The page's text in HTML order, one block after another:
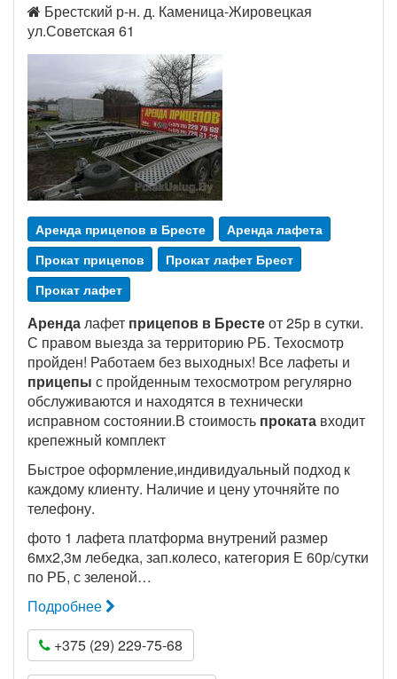
Брестский р-н. д. Каменица-Жировецкая
ул.Советская 61
Аренда прицепов в Бресте
Аренда лафета
Прокат прицепов
Прокат лафет Брест
Прокат лафет
Арендалафет прицепов в Брестеот 25р в сутки.
С правом выезда за территорию РБ. Техосмотр
пройден! Работаем без выходных! Все лафеты и
прицепы с пройденным техосмотром регулярно
обслуживаются и находятся в технически
исправном состоянии.В стоимость проката входит
крепежный комплект
Быстрое оформление,индивидуальный подход к
каждому клиенту. Наличие и цену уточняйте по
телефону.
фото 1 лафета платформа внутрений размер
6мх2,3м лебедка, зап.колесо, категория Е 60р/сутки
по РБ, с зеленой…
Подробнее
+375 (29) 229-75-68